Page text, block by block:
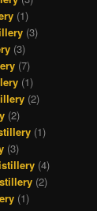
(1)
(3)
(3)
(7)
(1)
(2)
(2)
(1)
(3)
(4)
(2)
(1)